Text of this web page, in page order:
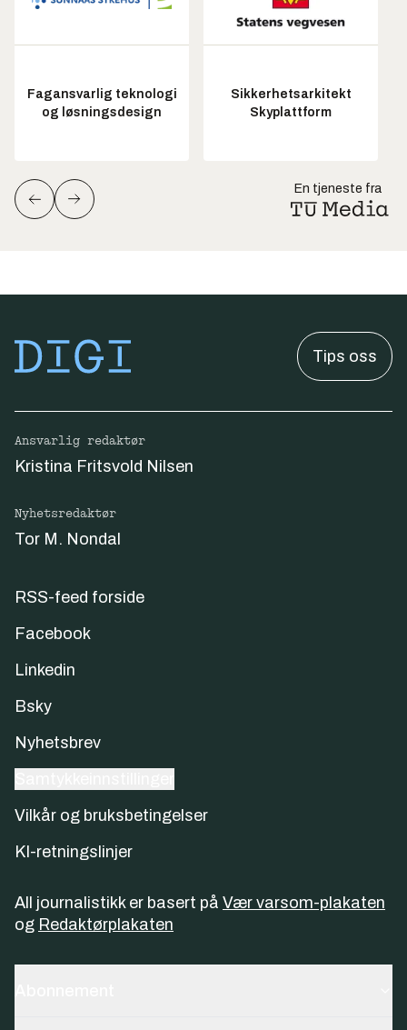
Fagansvarlig teknologi
og løsningsdesign
Sikkerhetsarkitekt
Skyplattform
En tjeneste fra
Tips oss
Ansvarlig redaktør
Kristina Fritsvold Nilsen
Nyhetsredaktør
Tor M. Nondal
RSS-feed forside
Facebook
Linkedin
Bsky
Nyhetsbrev
Vilkår og bruksbetingelser
KI-retningslinjer
All journalistikk er basert på Vær varsom-plakaten
og Redaktørplakaten